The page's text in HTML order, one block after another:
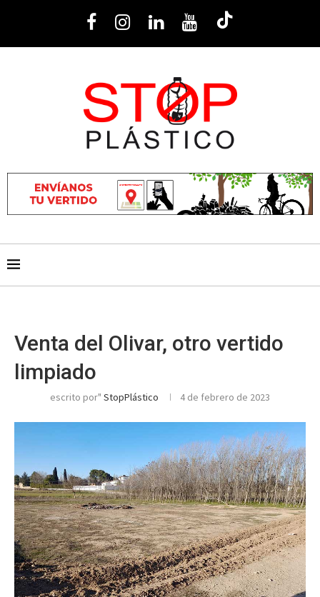
Venta del Olivar, otro vertido
limpiado
escrito por" StopPlástico 4 de febrero de 2023